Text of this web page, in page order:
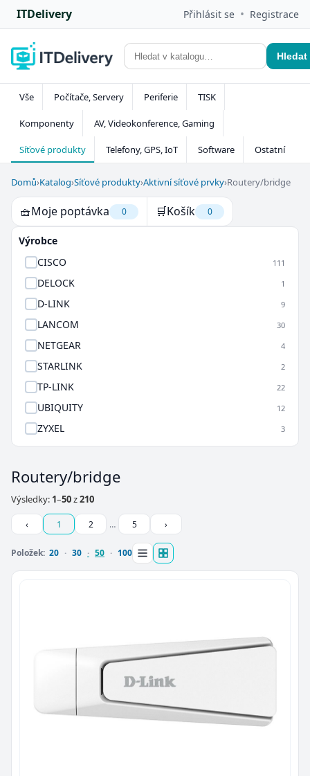
ITDelivery Přihlásit se • Registrace
Hledat
Vše Počítače, Servery Periferie TISK
Komponenty AV, Videokonference, Gaming
Síťové produkty Telefony, GPS, IoT Software Ostatní
Domů›Katalog›Síťové produkty›Aktivní síťové prvky›Routery/bridge
🧺Moje poptávka 0 🛒Košík 0
Výrobce
CISCO
111
DELOCK 1
D-LINK 9
LANCOM 30
NETGEAR 4
STARLINK 2
TP-LINK 22
UBIQUITY 12
ZYXEL 3
Routery/bridge
Výsledky: 1–50z210
‹ 1 2 … 5 ›
Položek: 20 30 50 100